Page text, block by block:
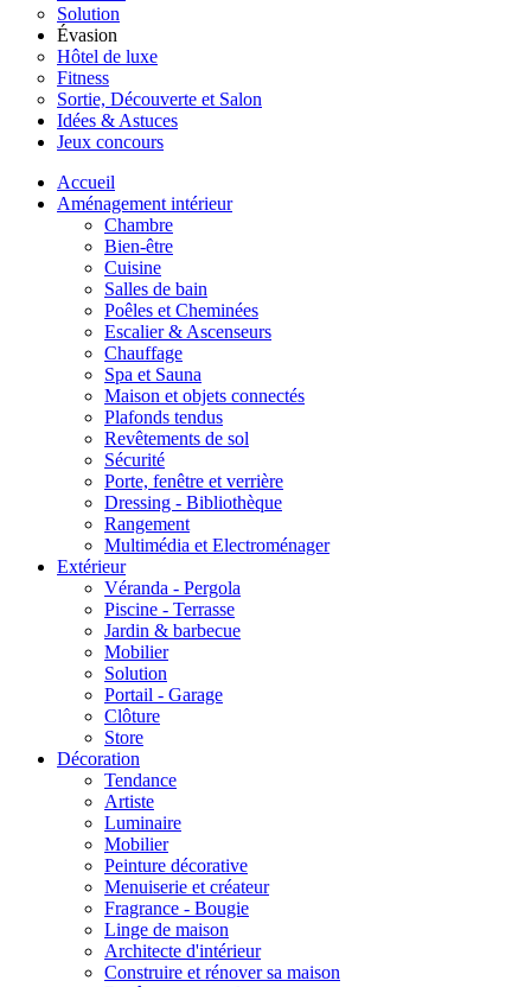
Solution
Évasion
Hôtel de luxe
Fitness
Sortie, Découverte et Salon
Idées & Astuces
Jeux concours
Accueil
Aménagement intérieur
Chambre
Bien-être
Cuisine
Salles de bain
Poêles et Cheminées
Escalier & Ascenseurs
Chauffage
Spa et Sauna
Maison et objets connectés
Plafonds tendus
Revêtements de sol
Sécurité
Porte, fenêtre et verrière
Dressing - Bibliothèque
Rangement
Multimédia et Electroménager
Extérieur
Véranda - Pergola
Piscine - Terrasse
Jardin & barbecue
Mobilier
Solution
Portail - Garage
Clôture
Store
Décoration
Tendance
Artiste
Luminaire
Mobilier
Peinture décorative
Menuiserie et créateur
Fragrance - Bougie
Linge de maison
Architecte d'intérieur
Construire et rénover sa maison